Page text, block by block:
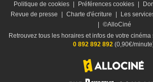
Politique de cookies
Préférences cookies
Revue de presse
Charte d'écriture Les
©AlloCiné
Retrouvez tous les horaires et infos de votre
0 892 892 892(0,90€/